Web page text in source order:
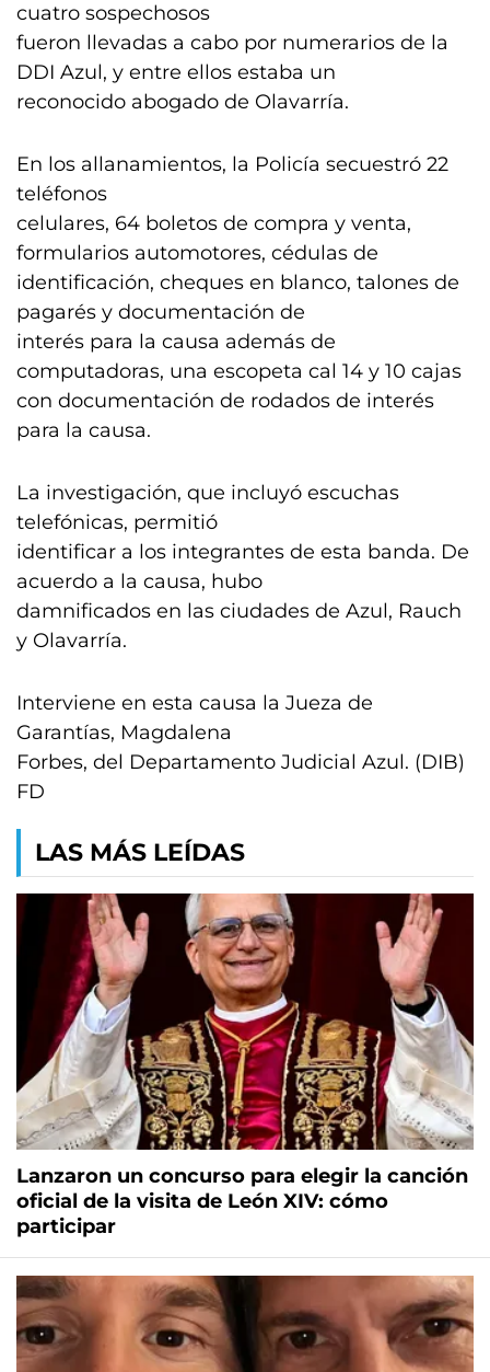
cuatro sospechosos
fueron llevadas a cabo por numerarios de la
DDI Azul, y entre ellos estaba un
reconocido abogado de Olavarría.
En los allanamientos, la Policía secuestró 22
teléfonos
celulares, 64 boletos de compra y venta,
formularios automotores, cédulas de
identificación, cheques en blanco, talones de
pagarés y documentación de
interés para la causa además de
computadoras, una escopeta cal 14 y 10 cajas
con documentación de rodados de interés
para la causa.
La investigación, que incluyó escuchas
telefónicas, permitió
identificar a los integrantes de esta banda. De
acuerdo a la causa, hubo
damnificados en las ciudades de Azul, Rauch
y Olavarría.
Interviene en esta causa la Jueza de
Garantías, Magdalena
Forbes, del Departamento Judicial Azul. (DIB)
FD
LAS MÁS LEÍDAS
Lanzaron un concurso para elegir la canción
oficial de la visita de León XIV: cómo
participar